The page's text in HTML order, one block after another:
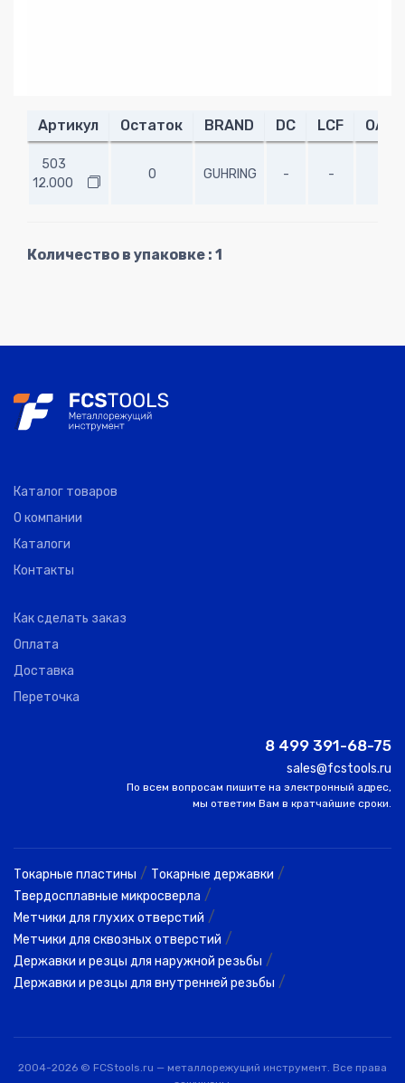
Артикул Остаток BRAND DC LCF OAL
503
12.000
0 GUHRING - -
Количество в упаковке : 1
Каталог товаров
О компании
Каталоги
Контакты
Как сделать заказ
Оплата
Доставка
Переточка
8 499 391-68-75
sales@fcstools.ru
По всем вопросам пишите на электронный адрес,
мы ответим Вам в кратчайшие сроки.
Токарные пластины / Токарные державки /
Твердосплавные микросверла /
Метчики для глухих отверстий /
Метчики для сквозных отверстий /
Державки и резцы для наружной резьбы /
Державки и резцы для внутренней резьбы /
2004-2026 © FCStools.ru — металлорежущий инструмент. Все права